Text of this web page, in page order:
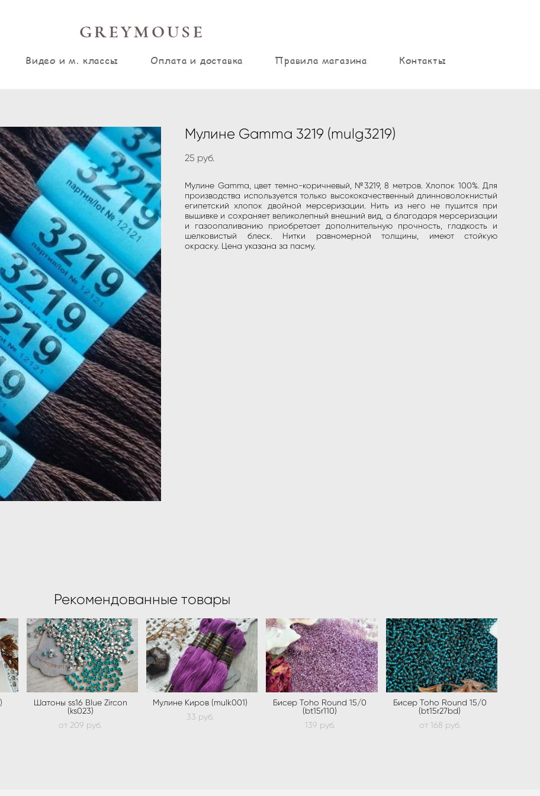
GREYMOUSE
Видео и м. классы Оплата и доставка Правила магазина Контакты
Мулине Gamma 3219 (mulg3219)
25 pуб.
Мулине Gamma, цвет темно-коричневый, №3219, 8 метров. Хлопок 100%. Для
производства используется только высококачественный длинноволокнистый
египетский хлопок двойной мерсеризации. Нить из него не пушится при
вышивке и сохраняет великолепный внешний вид, а благодаря мерсеризации
и газоопаливанию приобретает дополнительную прочность, гладкость и
шелковистый блеск. Нитки равномерной толщины, имеют стойкую
окраску. Цена указана за пасму.
Рекомендованные товары
Шатоны ss16 Blue Zircon
(ks023)
от 209 pуб.
Мулине Киров (mulk001)
33 pуб.
Бисер Toho Round 15/0
(bt15r110)
139 pуб.
Бисер Toho Round 15/0
(bt15r27bd)
от 168 pуб.